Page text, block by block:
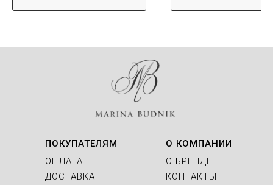
О КОМПАНИИ
О БРЕНДЕ
КОНТАКТЫ
ПОКУПАТЕЛЯМ
ОПЛАТА
ДОСТАВКА